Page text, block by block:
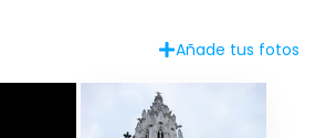
Añade tus fotos